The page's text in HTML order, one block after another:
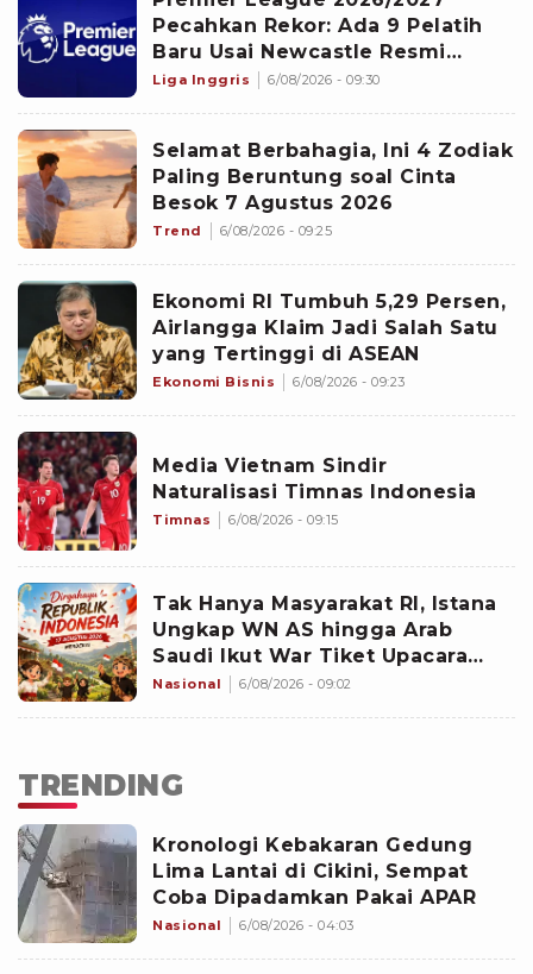
Pecahkan Rekor: Ada 9 Pelatih
Baru Usai Newcastle Resmi
Tunjuk Matthias Jaissle
Liga Inggris 6/08/2026 - 09:30
Selamat Berbahagia, Ini 4 Zodiak
Paling Beruntung soal Cinta
Besok 7 Agustus 2026
Trend 6/08/2026 - 09:25
Ekonomi RI Tumbuh 5,29 Persen,
Airlangga Klaim Jadi Salah Satu
yang Tertinggi di ASEAN
Ekonomi Bisnis 6/08/2026 - 09:23
Media Vietnam Sindir
Naturalisasi Timnas Indonesia
Timnas 6/08/2026 - 09:15
Tak Hanya Masyarakat RI, Istana
Ungkap WN AS hingga Arab
Saudi Ikut War Tiket Upacara
HUT ke-81
Nasional 6/08/2026 - 09:02
TRENDING
Kronologi Kebakaran Gedung
Lima Lantai di Cikini, Sempat
Coba Dipadamkan Pakai APAR
Nasional 6/08/2026 - 04:03